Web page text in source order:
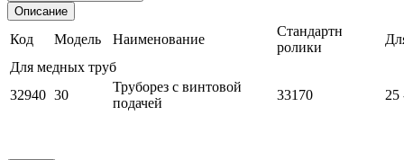
Описание
Код Модель Наименование
Стандартн
ролики
Для медных труб
32940 30
Труборез с винтовой
подачей
33170 25